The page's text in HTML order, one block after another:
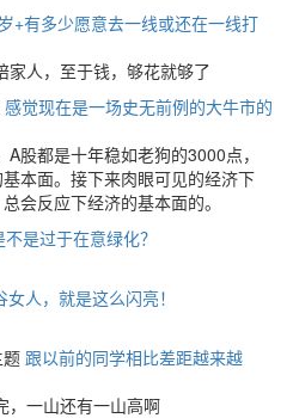
+有多少愿意去一线或还在一线打
家人，至于钱，够花就够了
感觉现在是一场史无前例的大牛市的
股都是十年稳如老狗的3000点，
本面。接下来肉眼可见的经济下
会反应下经济的基本面的。
不是过于在意绿化？
女人，就是这么闪亮！
跟以前的同学相比差距越来越
，一山还有一山高啊